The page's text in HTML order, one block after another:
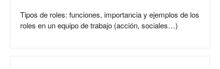
Tipos de roles: funciones, importancia y ejemplos de los
roles en un equipo de trabajo (acción, sociales…)